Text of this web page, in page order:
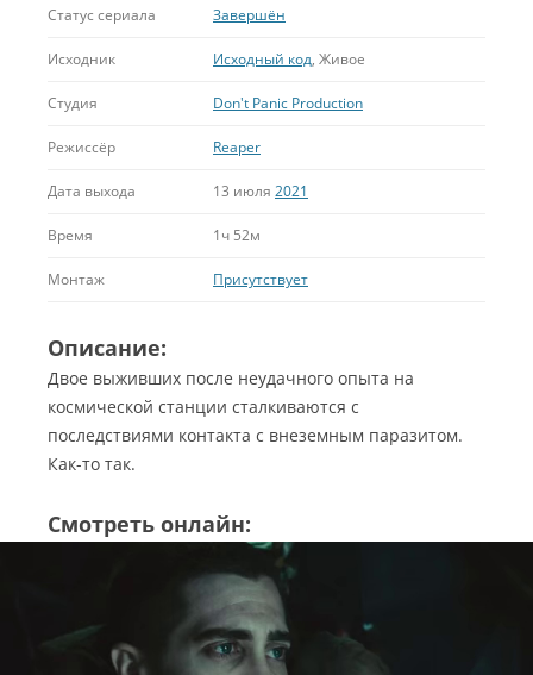
Статус сериала Завершён
Исходник Исходный код, Живое
Студия Don't Panic Production
Режиссёр Reaper
Дата выхода 13 июля 2021
Время 1ч 52м
Монтаж Присутствует
Описание:
Двое выживших после неудачного опыта на
космической станции сталкиваются с
последствиями контакта с внеземным паразитом.
Как-то так.
Смотреть онлайн: